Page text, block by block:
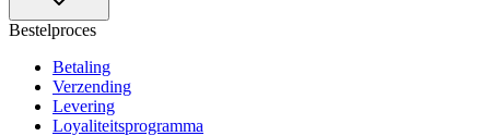
Bestelproces
Betaling
Verzending
Levering
Loyaliteitsprogramma